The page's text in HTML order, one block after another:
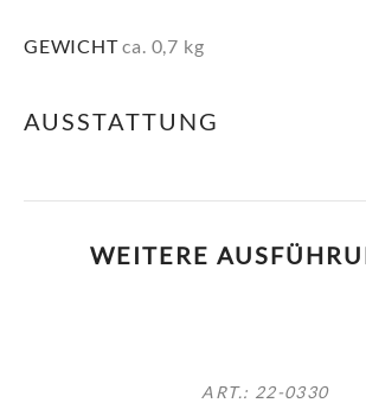
GEWICHTca. 0,7 kg
AUSSTATTUNG
WEITERE
ART.: 22-0330